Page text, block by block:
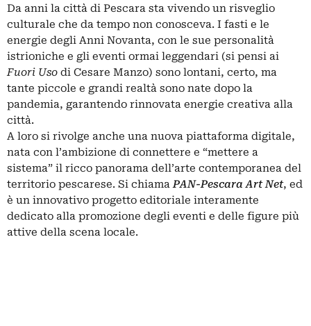
Da anni la città di Pescara sta vivendo un risveglio
culturale che da tempo non conosceva. I fasti e le
energie degli Anni Novanta, con le sue personalità
istrioniche e gli eventi ormai leggendari (si pensi ai
Fuori Uso di Cesare Manzo) sono lontani, certo, ma
tante piccole e grandi realtà sono nate dopo la
pandemia, garantendo rinnovata energie creativa alla
città.
A loro si rivolge anche una nuova piattaforma digitale,
nata con l’ambizione di connettere e “mettere a
sistema” il ricco panorama dell’arte contemporanea del
territorio pescarese. Si chiamaPAN-Pescara Art Net, ed
è un innovativo progetto editoriale interamente
dedicato alla promozione degli eventi e delle figure più
attive della scena locale.